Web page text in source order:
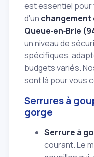
est essentiel pour
d'un changement
Queue‑en‑Brie
un niveau de
spécifiques,
budgets variés.
sont là pour vous
Serrures à
gorge
Serrure à
courant. Le